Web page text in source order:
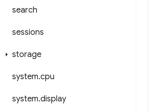
search
sessions
storage
system.cpu
system.display